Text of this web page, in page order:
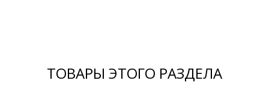
ТОВАРЫ ЭТОГО РАЗДЕЛА